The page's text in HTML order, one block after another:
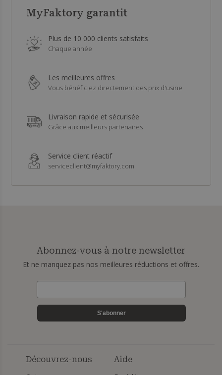
MyFaktory garantit
Plus de 10 000 clients satisfaits
Chaque année
Les meilleures offres
Vous bénéficiez directement des prix d'usine
Livraison rapide et sécurisée
Grâce aux meilleurs partenaires
Service client réactif
serviceclient@myfaktory.com
Abonnez-vous à notre newsletter
Et ne manquez pas nos meilleures réductions et offres.
S'abonner
Découvrez-nous
Aide